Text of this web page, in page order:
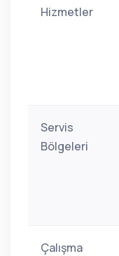
Hizmetler
Servis
Bölgeleri
Çalışma